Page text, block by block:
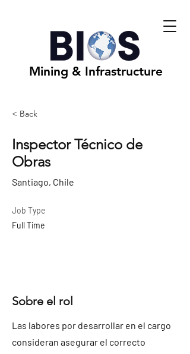
Mining & Infrastructure
< Back
Inspector Técnico de
Obras
Santiago, Chile
Job Type
Full Time
Sobre el rol
Las labores por desarrollar en el cargo
consideran asegurar el correcto